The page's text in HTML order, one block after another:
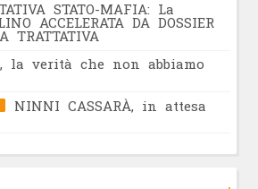
STATO-MAFIA: La
ACCELERATA DA DOSSIER
TRATTATIVA
la verità che non abbiamo
NINNI CASSARÀ, in attesa